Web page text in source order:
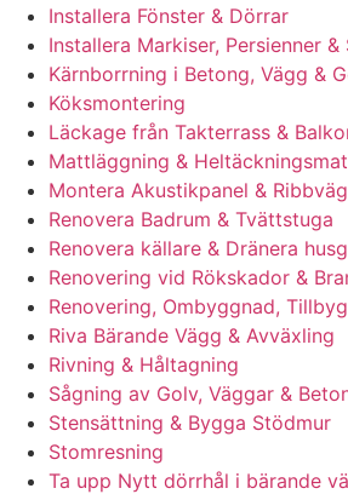
Installera Fönster & Dörrar
Installera Markiser, Persienner &
Kärnborrning i Betong, Vägg &
Köksmontering
Läckage från Takterrass &
Mattläggning &
Montera Akustikpanel &
Renovera Badrum & Tvättstuga
Renovera källare & Dränera
Renovering vid Rökskador &
Renovering, Ombyggnad,
Riva Bärande Vägg & Avväxling
Rivning & Håltagning
Sågning av Golv, Väggar &
Stensättning & Bygga Stödmur
Stomresning
Ta upp Nytt dörrhål i bärande